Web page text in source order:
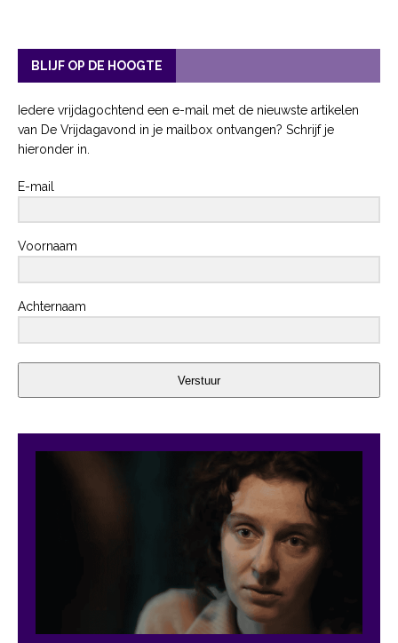
BLIJF OP DE HOOGTE
Iedere vrijdagochtend een e-mail met de nieuwste artikelen
van De Vrijdagavond in je mailbox ontvangen? Schrijf je
hieronder in.
E-mail
Voornaam
Achternaam
Verstuur